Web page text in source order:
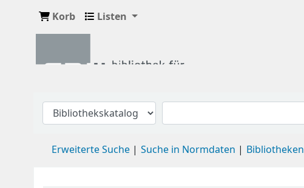
Korb Listen
Erweiterte Suche Suche in Normdaten Bibliotheken